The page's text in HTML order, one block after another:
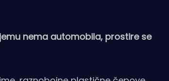
nema automobila, prostire se